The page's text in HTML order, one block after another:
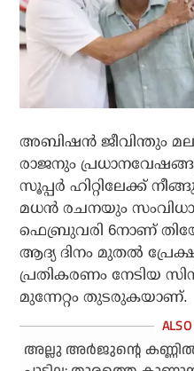
അബിഷന്‍ ജീവിന്തും
രാജനും
സൂപ്പര്‍ ഹിറ്റിലേക്ക്
മധന്‍ രചനയും
ഫെബ്രുവരി 6നാണ്
ആദ്യ ദിനം മുതല്‍
പ്രതികരണം നേടിയ
മുന്നേറ്റം തുടരുകയാണ്.
അല്ലു അർജുന്റെ